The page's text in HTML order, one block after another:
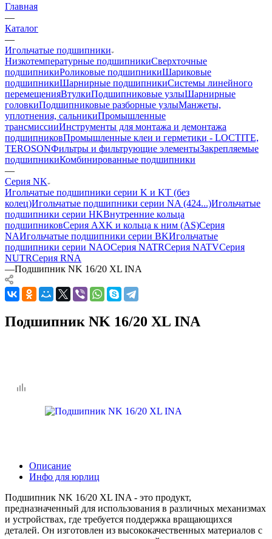
Главная
—
Каталог
—
Игольчатые подшипники
Низкотемпературные подшипникиСверхточные
подшипникиРоликовые подшипникиШариковые
подшипникиШарнирные подшипникиСистемы линейного
перемещенияВтулкиПодшипниковые узлыШарнирные
головкиПодшипниковые разборные узлыМанжеты,
уплотнения, сальникиПромышленные
трансмиссииИнструменты для монтажа и демонтажа
подшипниковПромышленные клеи и герметики - LOCTITE,
TEROSONФильтры и фильтрующие элементыЗакрепляемые
подшипникиКомбинированные подшипники
—
Серия NK
Игольчатые подшипники серии K и KT (без
колец)Игольчатые подшипники серии NA (424...)Игольчатые
подшипники серии HKВнутренние кольца
подшипниковСерия AXK и кольца к ним (AS)Серия
NAИгольчатые подшипники серии BKИгольчатые
подшипники серии NAOСерия NATRСерия NATVСерия
NUTRСерия RNA
—Подшипник NK 16/20 XL INA
Подшипник NK 16/20 XL INA
Описание
Инфо для юрлиц
Подшипник NK 16/20 XL INA - это продукт,
предназначенный для использования в различных механизмах
и устройствах, где требуется поддержка вращающихся
деталей. Он изготовлен из высококачественных материалов с